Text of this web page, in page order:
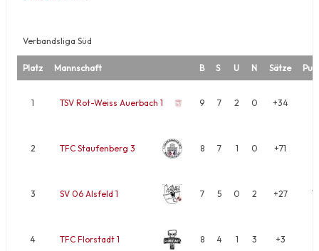
Verbandsliga Süd
Platz Mannschaft B S U N Sätze
1 TSV Rot-Weiss Auerbach 1 9 7 2 0 +34
2 TFC Staufenberg 3 8 7 1 0 +71
3 SV 06 Alsfeld 1 7 5 0 2 +27
4 TFC Florstadt 1 8 4 1 3 +3